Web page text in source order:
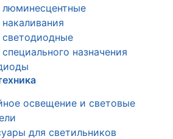
назначения
освещение и световые
для светильников